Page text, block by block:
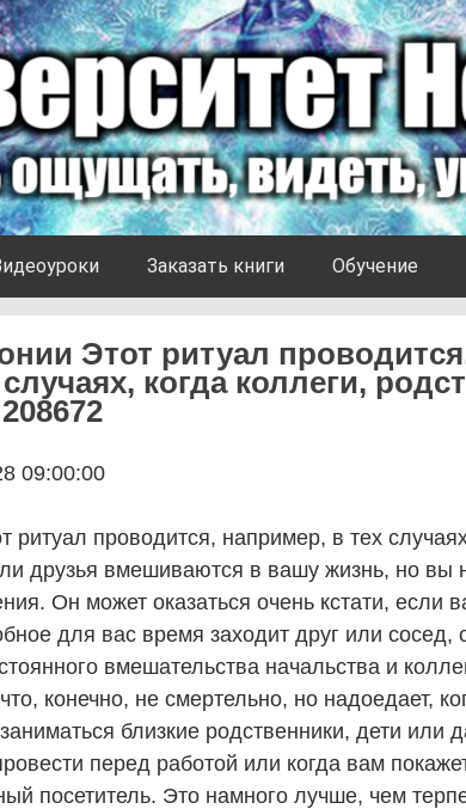
Заказать книги Обучение
Этот ритуал
когда коллеги,
09:00:00
ритуал проводится, например, в тех
друзья вмешиваются в вашу жизнь, но вы
Он может оказаться очень кстати, если
для вас время заходит друг или сосед,
вмешательства начальства и
конечно, не смертельно, но надоедает,
близкие родственники, дети или
перед работой или когда вам
посетитель. Это намного лучше, чем